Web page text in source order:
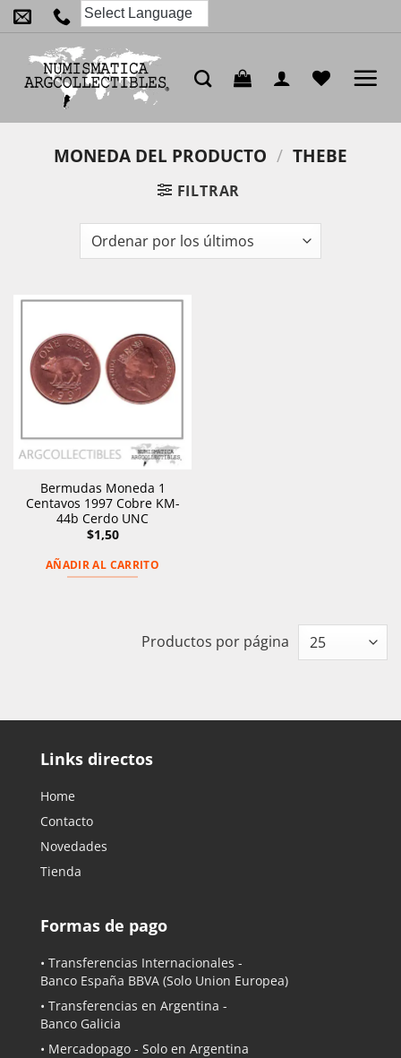
Saltar
al
contenido
MONEDA DEL PRODUCTO / THEBE
FILTRAR
Bermudas Moneda 1
Centavos 1997 Cobre KM-
44b Cerdo UNC
$1,50
AÑADIR AL CARRITO
Productos por página
Links directos
Home
Contacto
Novedades
Tienda
Formas de pago
• Transferencias Internacionales -
Banco España BBVA (Solo Union Europea)
• Transferencias en Argentina -
Banco Galicia
• Mercadopago - Solo en Argentina